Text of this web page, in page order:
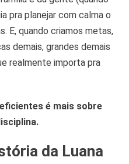
pra planejar com calma o
E, quando criamos metas,
demais, grandes demais
realmente importa pra
é mais sobre
da Luana